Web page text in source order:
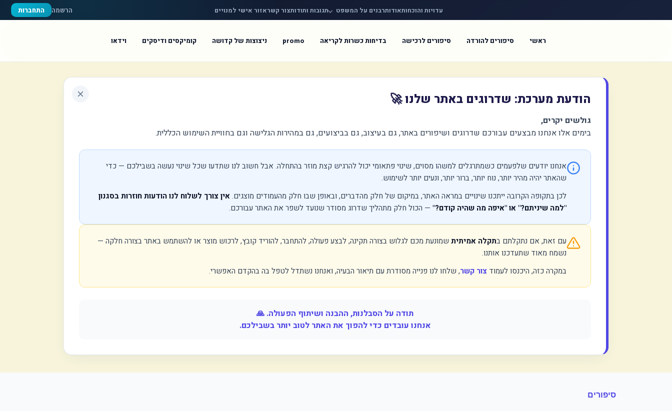
עדויות והוכחותאודותרבנים על המשפט תגובות ותודותצור קשראזור אישי למנויים הרשמה התחברות
ראשי סיפורים להורדה סיפורים לרכישה בדיחות כשרות לקריאה promo ניצוצות של קדושה קומיקסים ודיסקים וידאו
הודעת מערכת: שדרוגים באתר שלנו 🚀
גולשים יקרים,
בימים אלו אנחנו מבצעים עבורכם שדרוגים ושיפורים באתר, גם בעיצוב, גם בביצועים, גם במהירות הגלישה וגם בחוויית השימוש הכללית.
אנחנו יודעים שלפעמים כשמתרגלים למשהו מסוים, שינוי פתאומי יכול להרגיש קצת מוזר בהתחלה. אבל חשוב לנו שתדעו שכל שינוי נעשה בשבילכם — כדי
שהאתר יהיה מהיר יותר, נוח יותר, ברור יותר, ונעים יותר לשימוש.
לכן בתקופה הקרובה ייתכנו שינויים במראה האתר, במיקום של חלק מהדברים, ובאופן שבו חלק מהעמודים מוצגים.אין צורך לשלוח לנו הודעות חוזרות בסגנון
"למה שיניתם?" או "איפה מה שהיה קודם?" — הכול חלק מתהליך שדרוג מסודר שנועד לשפר את האתר עבורכם.
עם זאת, אם נתקלתם בתקלה אמיתית שמונעת מכם לגלוש בצורה תקינה, לבצע פעולה, להתחבר, להוריד קובץ, לרכוש מוצר או להשתמש באתר בצורה חלקה —
נשמח מאוד שתעדכנו אותנו.
במקרה כזה, היכנסו לעמוד צור קשר, שלחו לנו פנייה מסודרת עם תיאור הבעיה, ואנחנו נשתדל לטפל בה בהקדם האפשרי.
תודה על הסבלנות, ההבנה ושיתוף הפעולה. 🙏
אנחנו עובדים כדי להפוך את האתר לטוב יותר בשבילכם.
סיפורים